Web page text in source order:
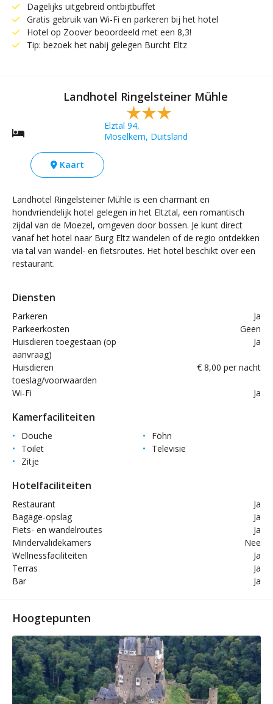
Dagelijks uitgebreid ontbijtbuffet
Gratis gebruik van Wi-Fi en parkeren bij het hotel
Hotel op Zoover beoordeeld met een 8,3!
Tip: bezoek het nabij gelegen Burcht Eltz
Landhotel Ringelsteiner Mühle
Elztal 94,
Moselkern, Duitsland
Kaart
Landhotel Ringelsteiner Mühle is een charmant en
hondvriendelijk hotel gelegen in het Eltztal, een romantisch
zijdal van de Moezel, omgeven door bossen. Je kunt direct
vanaf het hotel naar Burg Eltz wandelen of de regio ontdekken
via tal van wandel- en fietsroutes. Het hotel beschikt over een
restaurant.
Diensten
Parkeren
Ja
Parkeerkosten
Geen
Huisdieren toegestaan (op
aanvraag)
Ja
Huisdieren
toeslag/voorwaarden
€ 8,00 per nacht
Wi-Fi Ja
Kamerfaciliteiten
Douche
Föhn
Toilet
Televisie
Zitje
Hotelfaciliteiten
Restaurant
Ja
Bagage-opslag
Ja
Fiets- en wandelroutes
Ja
Mindervalidekamers
Nee
Wellnessfaciliteiten
Ja
Terras
Ja
Bar
Ja
Hoogtepunten